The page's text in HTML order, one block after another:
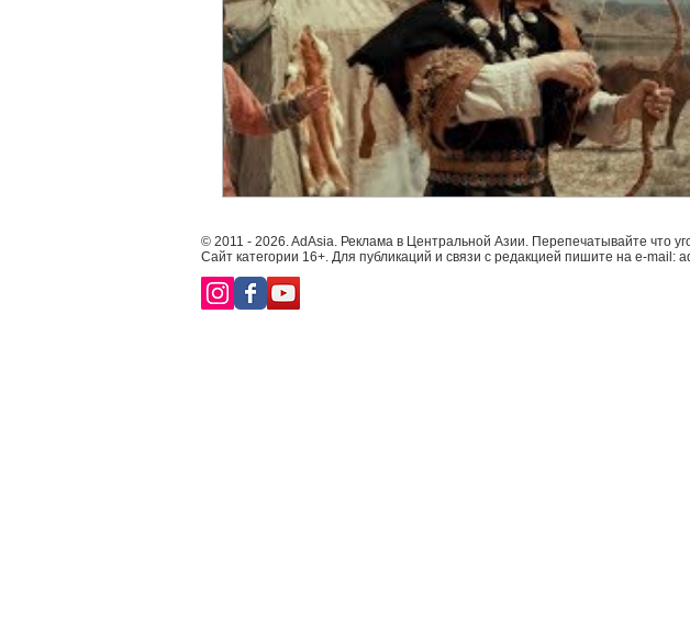
© 2011 - 2026. AdAsia. Реклама в Центральной Азии. Перепечатывайте что
Сайт категории 16+. Для публикаций и связи с редакцией пишите на e-mail: